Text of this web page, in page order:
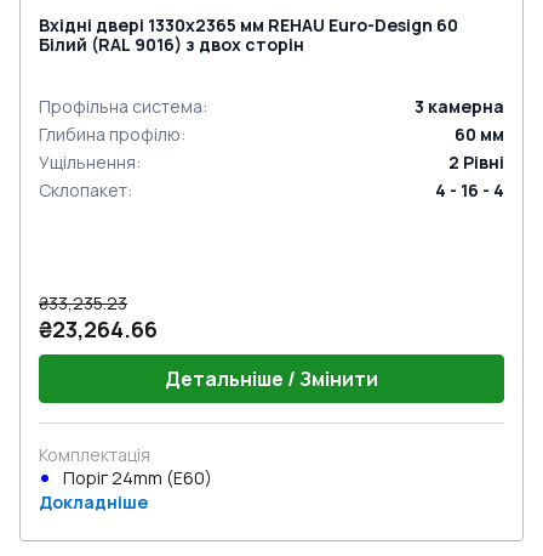
Вхідні двері 1330x2365 мм REHAU Euro-Design 60
Білий (RAL 9016) з двох сторін
Профільна система: 3 камерна
Глибина профілю: 60 мм
Ущільнення: 2 Рівні
Склопакет: 4 - 16 - 4
₴33,235.23
₴23,264.66
Детальніше / Змінити
Комплектація
Поріг 24mm (E60)
Докладніше